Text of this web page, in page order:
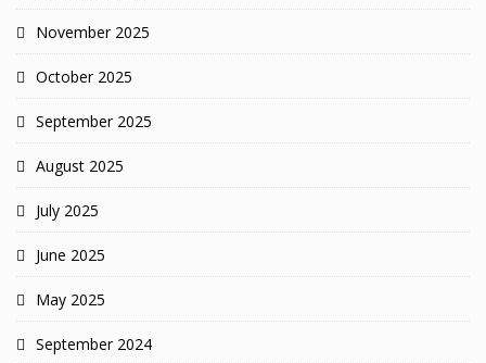
November 2025
October 2025
September 2025
August 2025
July 2025
June 2025
May 2025
September 2024